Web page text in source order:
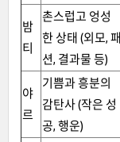
밤
티
촌스럽고 엉성
한 상태 (외모, 패
션, 결과물 등)
야
르
기쁨과 흥분의
감탄사 (작은 성
공, 행운)